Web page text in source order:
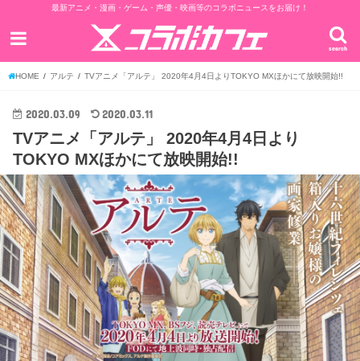
最新アニメ・漫画・ゲーム・声優・映画等のコラボニュースをお届け！
search
HOME アルテ TVアニメ「アルテ」 2020年4月4日よりTOKYO MXほかにて放映開始!!
2020.03.09 2020.03.11
TVアニメ「アルテ」 2020年4月4日より
TOKYO MXほかにて放映開始!!